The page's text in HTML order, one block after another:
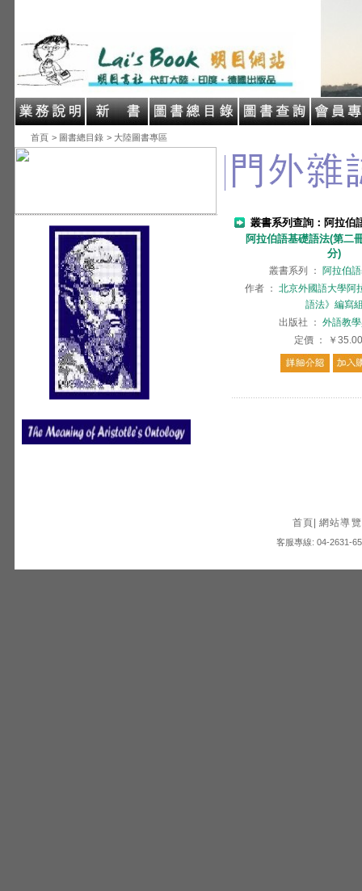
首頁 > 圖書總目錄 > 大陸圖書專區
叢書系列查詢：阿拉伯
阿拉伯語基礎語法(第二
分)
叢書系列 ：
阿拉伯
作者 ： 北京外國語大學阿
語法》編寫
出版社
： 外語教
定價 ： ￥35.00
首頁 網站導覽
客服專線: 04-2631-